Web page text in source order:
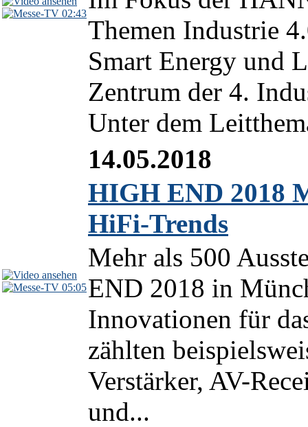
02:43
Themen Industrie
Smart Energy und
Zentrum der 4.
Unter dem
05:05
14.05.2018
HIGH END 2018
HiFi-Trends
Mehr als 500
END 2018 in
Innovationen für
zählten
Verstärker, AV-
und...